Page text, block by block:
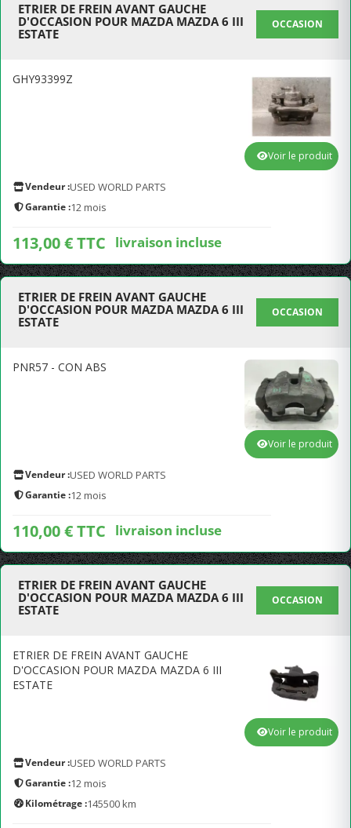
ETRIER DE FREIN AVANT GAUCHE
D'OCCASION POUR MAZDA MAZDA 6 III
ESTATE
OCCASION
GHY93399Z
Vendeur :USED WORLD PARTS
Garantie :12 mois
113,00 € TTC livraison incluse
Voir le produit
ETRIER DE FREIN AVANT GAUCHE
D'OCCASION POUR MAZDA MAZDA 6 III
ESTATE
OCCASION
PNR57 - CON ABS
Vendeur :USED WORLD PARTS
Garantie :12 mois
110,00 € TTC livraison incluse
Voir le produit
ETRIER DE FREIN AVANT GAUCHE
D'OCCASION POUR MAZDA MAZDA 6 III
ESTATE
OCCASION
ETRIER DE FREIN AVANT GAUCHE
D'OCCASION POUR MAZDA MAZDA 6 III
ESTATE
Vendeur :USED WORLD PARTS
Garantie :12 mois
Kilométrage :145500 km
Voir le produit